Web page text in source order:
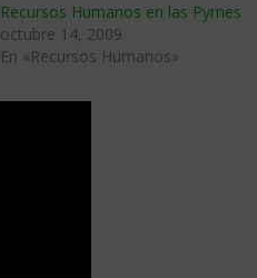
Recursos Humanos en las Pymes
octubre 14, 2009
En «Recursos Humanos»